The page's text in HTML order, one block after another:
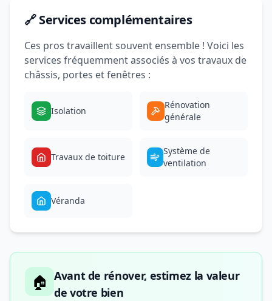
🔗 Services complémentaires
Ces pros travaillent souvent ensemble ! Voici les
services fréquemment associés à vos travaux de
châssis, portes et fenêtres :
Isolation
Rénovation
générale
Travaux de toiture
Système de
ventilation
Véranda
🏠 Avant de rénover, estimez la valeur
de votre bien